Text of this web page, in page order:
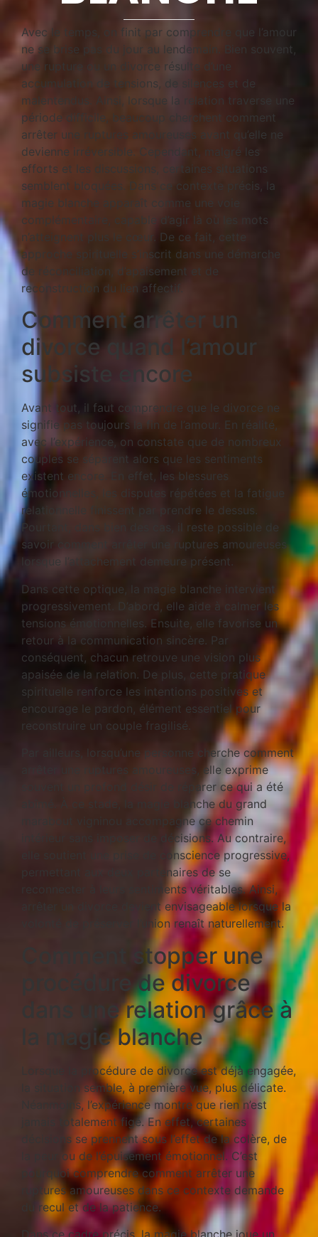
Avec le temps, on finit par comprendre que l’amour
ne se brise pas du jour au lendemain. Bien souvent,
une rupture ou un divorce résulte d’une
accumulation de tensions, de silences et de
malentendus. Ainsi, lorsque la relation traverse une
période difficile, beaucoup cherchent comment
arrêter une ruptures amoureuses avant qu’elle ne
devienne irréversible. Cependant, malgré les
efforts et les discussions, certaines situations
semblent bloquées. Dans ce contexte précis, la
magie blanche apparaît comme une voie
complémentaire, capable d’agir là où les mots
n’atteignent plus le cœur. De ce fait, cette
approche spirituelle s’inscrit dans une démarche
de réconciliation, d’apaisement et de
reconstruction du lien affectif.
Comment arrêter un
divorce quand l’amour
subsiste encore
Avant tout, il faut comprendre que le divorce ne
signifie pas toujours la fin de l’amour. En réalité,
avec l’expérience, on constate que de nombreux
couples se séparent alors que les sentiments
existent encore. En effet, les blessures
émotionnelles, les disputes répétées et la fatigue
relationnelle finissent par prendre le dessus.
Pourtant, dans bien des cas, il reste possible de
savoir comment arrêter une ruptures amoureuses
lorsque l’attachement demeure présent.
Dans cette optique, la magie blanche intervient
progressivement. D’abord, elle aide à calmer les
tensions émotionnelles. Ensuite, elle favorise un
retour à la communication sincère. Par
conséquent, chacun retrouve une vision plus
apaisée de la relation. De plus, cette pratique
spirituelle renforce les intentions positives et
encourage le pardon, élément essentiel pour
reconstruire un couple fragilisé.
Par ailleurs, lorsqu’une personne cherche comment
arrêter une ruptures amoureuses, elle exprime
souvent un profond désir de réparer ce qui a été
abîmé. À ce stade, la magie blanche du grand
marabout vigninou accompagne ce chemin
intérieur sans imposer de décisions. Au contraire,
elle soutient une prise de conscience progressive,
permettant aux deux partenaires de se
reconnecter à leurs sentiments véritables. Ainsi,
arrêter un divorce devient envisageable lorsque la
volonté de préserver l’union renaît naturellement.
Comment stopper une
procédure de divorce
dans une relation grâce à
la magie blanche
Lorsque la procédure de divorce est déjà engagée,
la situation semble, à première vue, plus délicate.
Néanmoins, l’expérience montre que rien n’est
jamais totalement figé. En effet, certaines
décisions se prennent sous l’effet de la colère, de
la peur ou de l’épuisement émotionnel. C’est
pourquoi comprendre comment arrêter une
ruptures amoureuses dans ce contexte demande
du recul et de la patience.
Dans ce cadre précis, la magie blanche joue un